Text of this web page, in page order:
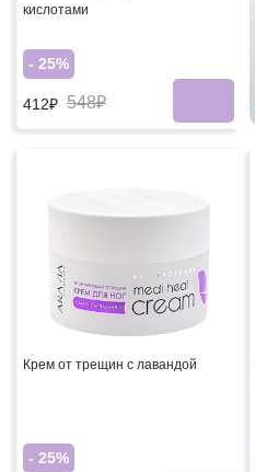
кислотами
- 25%
412₽ 548₽
Крем от трещин с лавандой
- 25%